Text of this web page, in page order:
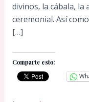
divinos, la cábala, la
ceremonial. Así
[…]
Comparte esto: